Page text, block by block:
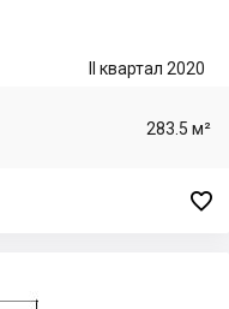
II квартал 2020
283.5 м²
